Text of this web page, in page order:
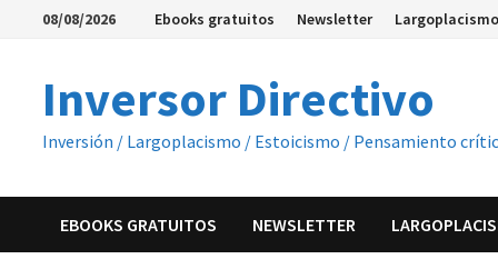
Saltar08/08/2026 Ebooks gratuitos Newsletter
Inversor Directivo
Inversión / Largoplacismo / Estoicismo / Pensamiento
EBOOKS GRATUITOS NEWSLETTER